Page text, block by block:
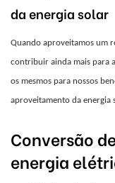
da energia solar
Quando aproveitamos um
contribuir ainda mais para
os mesmos para nossos
aproveitamento da energia
Conversão
energia